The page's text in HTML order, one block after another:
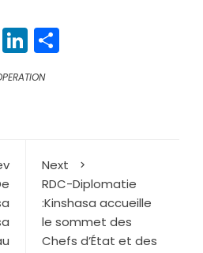
TwitterLinkedIn
Next
RDC-Diplomatie
:Kinshasa accueille
le sommet des
Chefs d’État et des